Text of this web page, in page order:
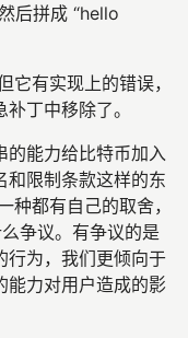
后拼成 “hello
它有实现上的错误，
丁中移除了。
的能力给比特币加入
和限制条款这样的东
种都有自己的取舍，
争议。有争议的是
行为，我们更倾向于
能力对用户造成的影